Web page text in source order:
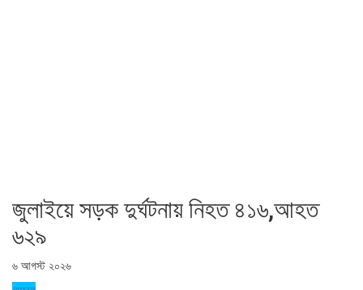
জুলাইয়ে সড়ক দুর্ঘটনায় নিহত ৪১৬,আহত
৬২৯
৬ আগস্ট ২০২৬